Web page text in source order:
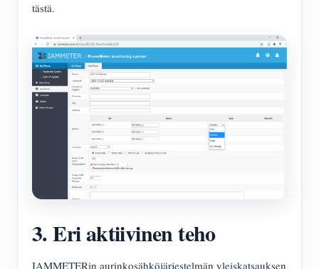
tästä.
3. Eri aktiivinen teho
IAMMETERin aurinkosähköjärjestelmän yleiskatsauksen